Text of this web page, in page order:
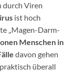
durch Viren
ist hoch
„Magen-Darm-
Menschen in
davon gehen
überall